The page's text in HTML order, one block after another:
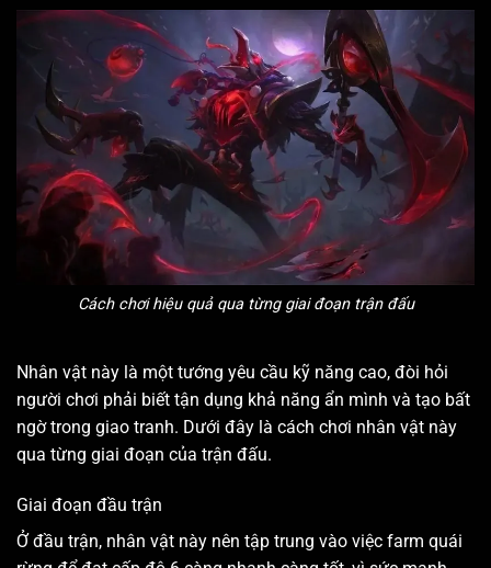
Cách chơi hiệu quả qua từng giai đoạn trận đấu
Nhân vật này là một tướng yêu cầu kỹ năng cao, đòi hỏi
người chơi phải biết tận dụng khả năng ẩn mình và tạo bất
ngờ trong giao tranh. Dưới đây là cách chơi nhân vật này
qua từng giai đoạn của trận đấu.
Giai đoạn đầu trận
Ở đầu trận, nhân vật này nên tập trung vào việc farm quái